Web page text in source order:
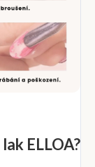
ELLOA?